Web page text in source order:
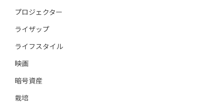
プロジェクター
ライザップ
ライフスタイル
映画
暗号資産
栽培